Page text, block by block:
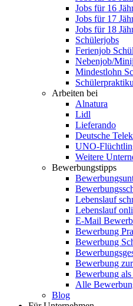
Jobs für 16
Jobs für 17
Jobs für 18
Schülerjobs
Ferienjob
Nebenjob/
Mindestlohn
Arbeiten bei
Alnatura
Lidl
Lieferando
Deutsche
UNO-
Weitere
Bewerbungstipps
Lebenslauf
Lebenslauf
E-Mail
Bewerbung
Bewerbung
Bewerbung
Bewerbung
Alle
Blog